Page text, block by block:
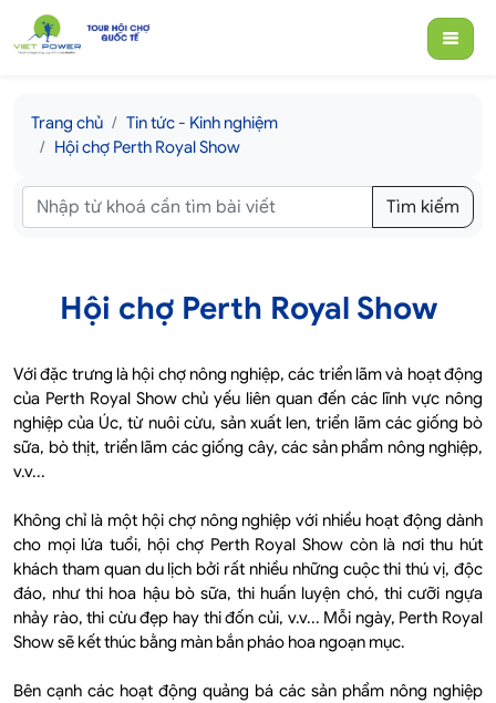
Trang chủ
Tin tức - Kinh nghiệm
Hội chợ Perth Royal Show
Tìm kiếm
Hội chợ Perth Royal Show
Với đặc trưng là hội chợ nông nghiệp, các triển lãm và hoạt động
của Perth Royal Show chủ yếu liên quan đến các lĩnh vực nông
nghiệp của Úc, từ nuôi cừu, sản xuất len, triển lãm các giống bò
sữa, bò thịt, triển lãm các giống cây, các sản phẩm nông nghiệp,
v.v...
Không chỉ là một hội chợ nông nghiệp với nhiều hoạt động dành
cho mọi lứa tuổi, hội chợ Perth Royal Show còn là nơi thu hút
khách tham quan du lịch bởi rất nhiều những cuộc thi thú vị, độc
đáo, như thi hoa hậu bò sữa, thi huấn luyện chó, thi cưỡi ngựa
nhảy rào, thi cừu đẹp hay thi đốn củi, v.v... Mỗi ngày, Perth Royal
Show sẽ kết thúc bằng màn bắn pháo hoa ngoạn mục.
Bên cạnh các hoạt động quảng bá các sản phẩm nông nghiệp